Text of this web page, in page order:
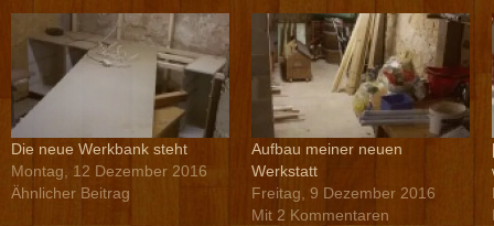
Die neue Werkbank steht
Montag, 12 Dezember 2016
Ähnlicher Beitrag
Aufbau meiner neuen
Werkstatt
Freitag, 9 Dezember 2016
Mit 2 Kommentaren